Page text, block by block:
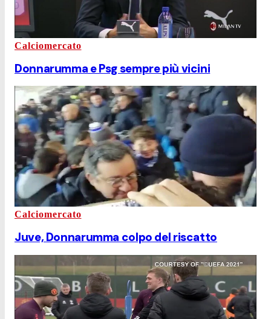
Calciomercato
Donnarumma e Psg sempre più vicini
Calciomercato
Juve, Donnarumma colpo del riscatto